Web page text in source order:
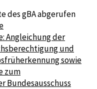
des gBA abgerufen
Angleichung der
und
sowie
zum
Bundesausschuss